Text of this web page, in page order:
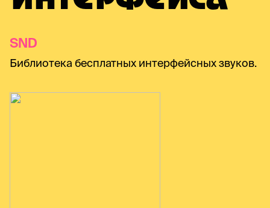
SND
Библиотека бесплатных интерфейсных звуков.